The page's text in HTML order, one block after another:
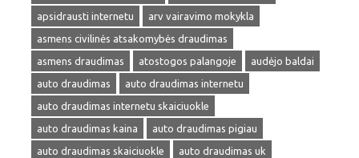
apsidrausti internetu
arv vairavimo mokykla
asmens civilinės atsakomybės draudimas
asmens draudimas
atostogos palangoje
audėjo baldai
auto draudimas
auto draudimas internetu
auto draudimas internetu skaiciuokle
auto draudimas kaina
auto draudimas pigiau
auto draudimas skaiciuokle
auto draudimas uk